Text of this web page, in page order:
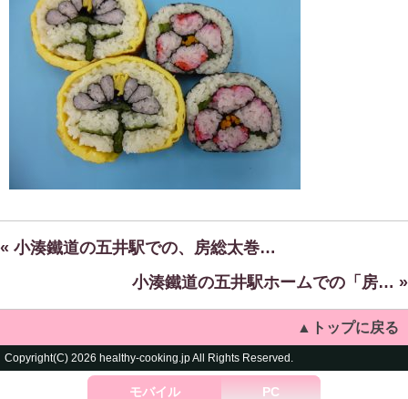
« 小湊鐵道の五井駅での、房総太巻…
小湊鐵道の五井駅ホームでの「房… »
▲トップに戻る
Copyright(C) 2026 healthy-cooking.jp All Rights Reserved.
モバイル PC